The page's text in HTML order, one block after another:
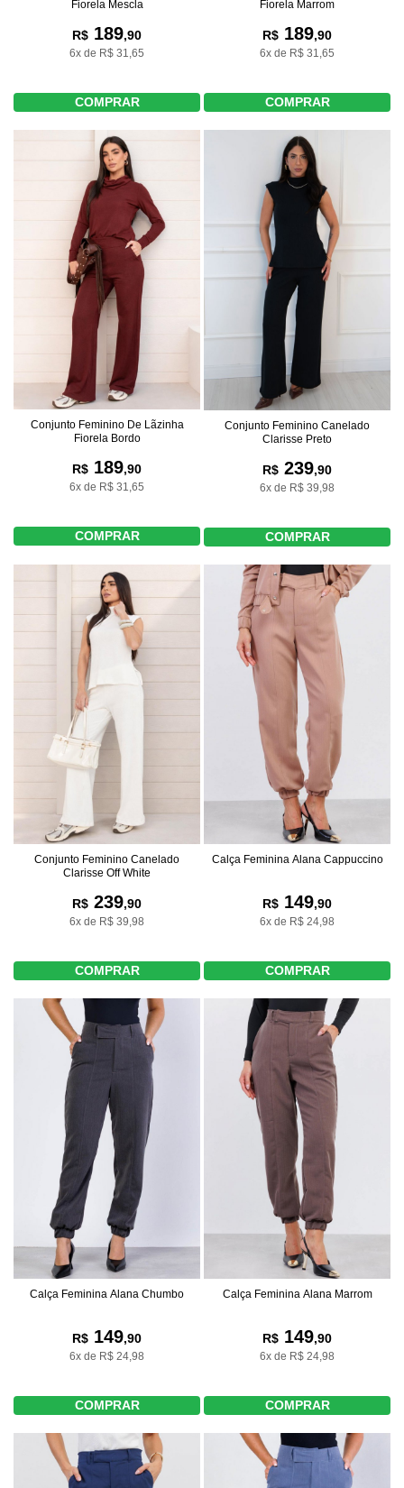
Fiorela Mescla
R$ 189,90
6x de R$ 31,65
COMPRAR
Fiorela Marrom
R$ 189,90
6x de R$ 31,65
COMPRAR
Conjunto Feminino De Lãzinha
Fiorela Bordo
R$ 189,90
6x de R$ 31,65
COMPRAR
Conjunto Feminino Canelado
Clarisse Preto
R$ 239,90
6x de R$ 39,98
COMPRAR
Conjunto Feminino Canelado
Clarisse Off White
R$ 239,90
6x de R$ 39,98
COMPRAR
Calça Feminina Alana Cappuccino
R$ 149,90
6x de R$ 24,98
COMPRAR
Calça Feminina Alana Chumbo
R$ 149,90
6x de R$ 24,98
COMPRAR
Calça Feminina Alana Marrom
R$ 149,90
6x de R$ 24,98
COMPRAR